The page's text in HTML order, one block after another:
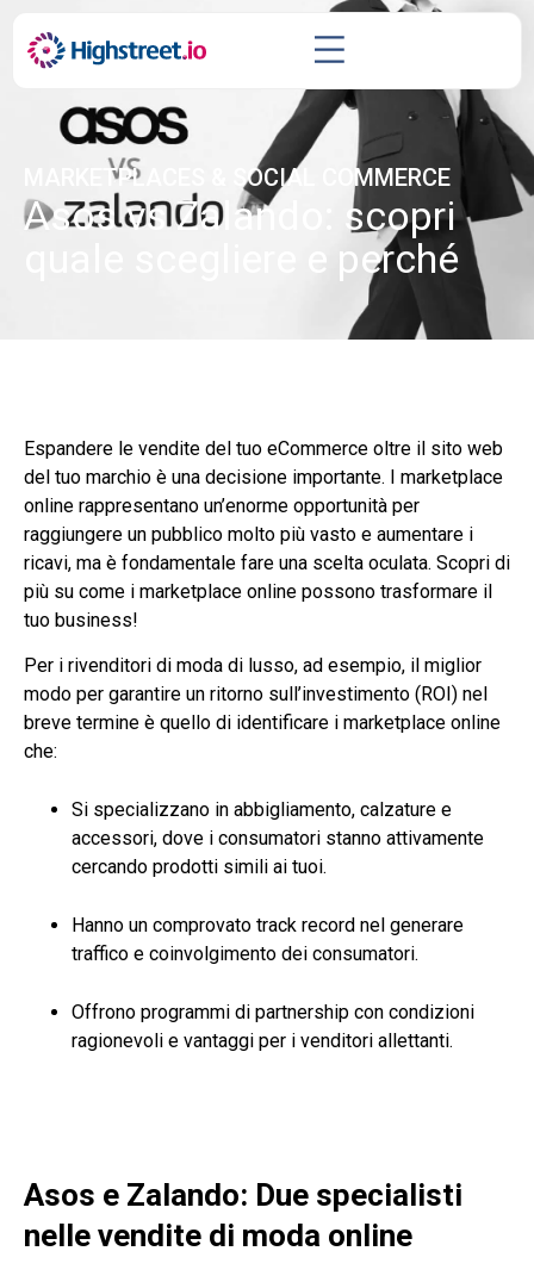
MARKETPLACES & SOCIAL COMMERCE
Asos vs Zalando: scopri
quale scegliere e perché
Espandere le vendite del tuo eCommerce oltre il sito web
del tuo marchio è una decisione importante. I marketplace
online rappresentano un’enorme opportunità per
raggiungere un pubblico molto più vasto e aumentare i
ricavi, ma è fondamentale fare una scelta oculata. Scopri di
più su come i marketplace online possono trasformare il
tuo business!
Per i rivenditori di moda di lusso, ad esempio, il miglior
modo per garantire un ritorno sull’investimento (ROI) nel
breve termine è quello di identificare i marketplace online
che:
Si specializzano in abbigliamento, calzature e
accessori, dove i consumatori stanno attivamente
cercando prodotti simili ai tuoi.
Hanno un comprovato track record nel generare
traffico e coinvolgimento dei consumatori.
Offrono programmi di partnership con condizioni
ragionevoli e vantaggi per i venditori allettanti.
Asos e Zalando: Due specialisti
nelle vendite di moda online